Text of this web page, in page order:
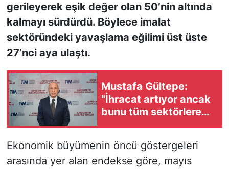
gerileyerek eşik değer olan 50’nin altında
kalmayı sürdürdü. Böylece imalat
sektöründeki yavaşlama eğilimi üst üste
27’nci aya ulaştı.
Mustafa Gültepe:
"İhracat artıyor ancak
bunu tüm sektörlere
Ekonomik büyümenin öncü göstergeleri
arasında yer alan endekse göre, mayıs
BİYOGRAFİLER